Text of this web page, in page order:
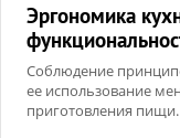
Эргономика
Соблюдение
ее использование
приготовления